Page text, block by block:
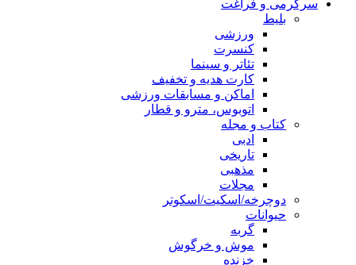
سرگرمی و فراغت
بلیط
ورزشی
کنسرت
تئاتر و سینما
کارت هدیه و تخفیف
اماکن و مسابقات ورزشی
اتوبوس، مترو و قطار
کتاب و مجله
ادبی
تاریخی
مذهبی
مجلات
دوچرخه/اسکیت/اسکوتر
حیوانات
گربه
موش و خرگوش
خزنده